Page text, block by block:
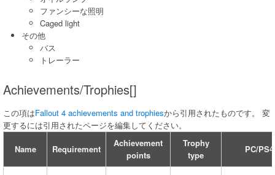
ファンシーな照明
Caged light
その他
バス
トレーラー
Achievements/Trophies[]
この項はFallout 4 achievements and trophiesから引用されたものです。 変
更するには引用されたページを編集してください。
Name Requirement
Achievement
points
Trophy
type
PC/